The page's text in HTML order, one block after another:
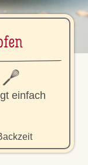
einfach